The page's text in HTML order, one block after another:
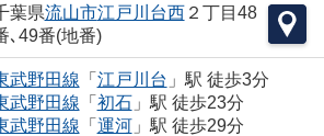
葉県流山市江戸川台西２丁目48
､49番(地番)
武野田線 「 江戸川台 」駅 徒歩3分
武野田線 「 初石」駅 徒歩23分
武野田線 「 運河」駅 徒歩29分